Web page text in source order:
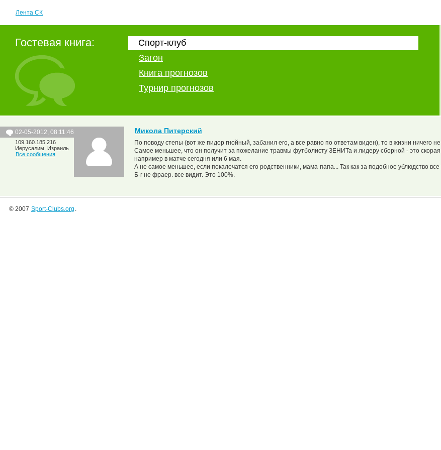
Лента СК
Гостевая книга:
Спорт-клуб
Загон
Книга прогнозов
Турнир прогнозов
02-05-2012, 08:11:46
109.160.185.216
Иерусалим, Израиль
Все сообщения
Микола Питерский
По поводу степы (вот же пидор гнойный, забанил его, а все равно по ответам виден), то в жизни ничего
Самое меньшее, что он получит за пожелание травмы футболисту ЗЕНИТа и лидеру сборной - это
например в матче сегодня или 6 мая.
А не самое меньшее, если покалечатся его родственники, мама-папа... Так как за подобное ублюдство
Б-г не фраер. все видит. Это 100%.
© 2007 Sport-Clubs.org .